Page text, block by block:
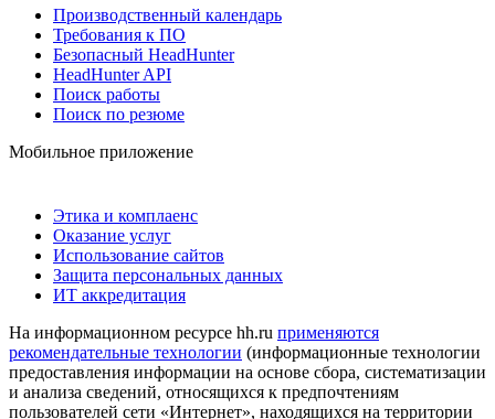
Производственный календарь
Требования к ПО
Безопасный HeadHunter
HeadHunter API
Поиск работы
Поиск по резюме
Мобильное приложение
Этика и комплаенс
Оказание услуг
Использование сайтов
Защита персональных данных
ИТ аккредитация
На информационном ресурсе hh.ru применяются
рекомендательные технологии (информационные технологии
предоставления информации на основе сбора, систематизации
и анализа сведений, относящихся к предпочтениям
пользователей сети «Интернет», находящихся на территории